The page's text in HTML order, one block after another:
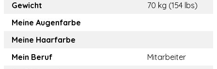
Gewicht
70 kg (154 lbs)
Meine Augenfarbe
Meine Haarfarbe
Mein Beruf
Mitarbeiter